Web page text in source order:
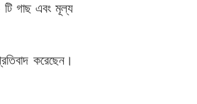
টি গাছ এবং মূল্য
করেছেন।